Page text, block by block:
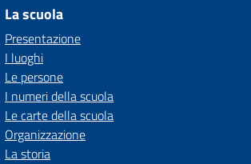
La scuola
Presentazione
I luoghi
Le persone
I numeri della scuola
Le carte della scuola
Organizzazione
La storia